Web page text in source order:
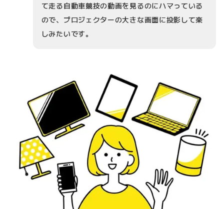
て走る自動車競技の動画を見るのにハマっている
ので、プロジェクターの大きな画面に投影して楽
しみたいです。